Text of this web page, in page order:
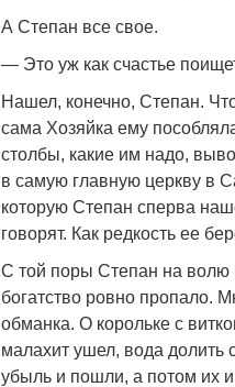
А Степан все свое.
— Это уж как счастье
Нашел, конечно, Степан.
сама Хозяйка ему
столбы, какие им надо,
в самую главную церкву в
которую Степан сперва
говорят. Как редкость ее
С той поры Степан на волю
богатство ровно пропало.
обманка. О корольке с
малахит ушел, вода долить
убыль и пошли, а потом их и